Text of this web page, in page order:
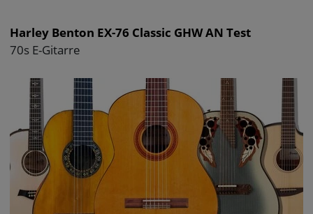
Harley Benton EX-76 Classic GHW AN Test
70s E-Gitarre